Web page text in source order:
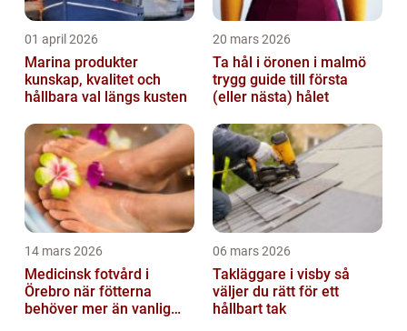
01 april 2026
Marina produkter
kunskap, kvalitet och
hållbara val längs kusten
20 mars 2026
Ta hål i öronen i malmö
trygg guide till första
(eller nästa) hålet
14 mars 2026
Medicinsk fotvård i
Örebro när fötterna
behöver mer än vanlig
06 mars 2026
Takläggare i visby så
väljer du rätt för ett
hållbart tak